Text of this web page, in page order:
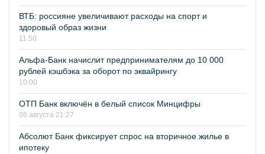
ВТБ: россияне увеличивают расходы на спорт и
здоровый образ жизни
11:50
Альфа-Банк начислит предпринимателям до 10 000
рублей кэшбэка за оборот по эквайрингу
10:00
ОТП Банк включён в белый список Минцифры
06 августа 21:27
Абсолют Банк фиксирует спрос на вторичное жилье в
ипотеку